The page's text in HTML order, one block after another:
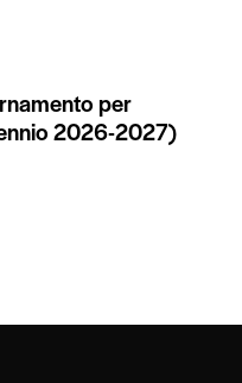
per
2026-2027)